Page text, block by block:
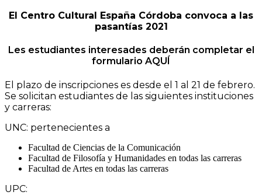
El Centro Cultural España Córdoba convoca a las
pasantías 2021
Les estudiantes interesades deberán completar el
formulario AQUÍ
El plazo de inscripciones es desde el 1 al 21 de febrero.
Se solicitan estudiantes de las siguientes instituciones
y carreras:
UNC: pertenecientes a
Facultad de Ciencias de la Comunicación
Facultad de Filosofía y Humanidades en todas las carreras
Facultad de Artes en todas las carreras
UPC: